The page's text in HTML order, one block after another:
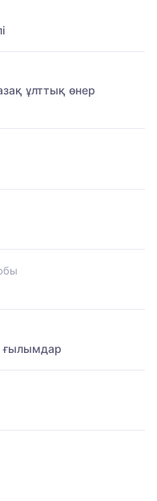
ұлттық өнер
ғылымдар